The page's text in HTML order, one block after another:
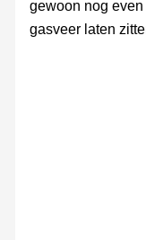
gewoon nog
gasveer laten